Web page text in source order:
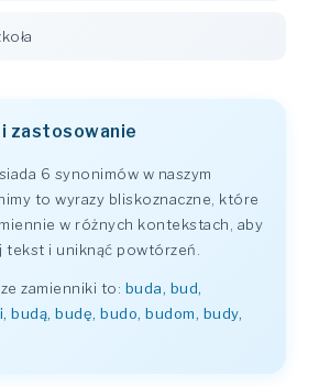
zastosowanie
6 synonimów w naszym
to wyrazy bliskoznaczne, które
w różnych kontekstach, aby
tekst i uniknąć powtórzeń.
zamienniki to: buda, bud,
budą, budę, budo, budom, budy,